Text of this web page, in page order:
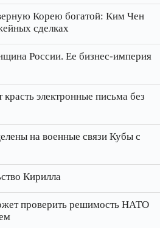
Корею богатой: Ким Чен
сделках
России. Ее бизнес‑империя
электронные письма без
на военные связи Кубы с
Кирилла
проверить решимость НАТО